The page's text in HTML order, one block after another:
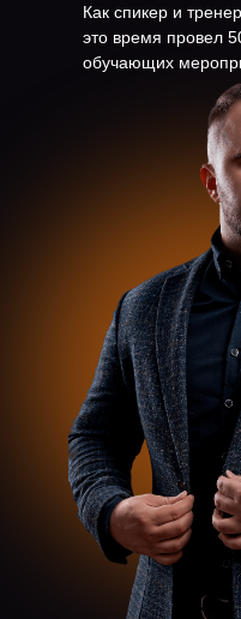
Как спикер и
это время провел
обучающих